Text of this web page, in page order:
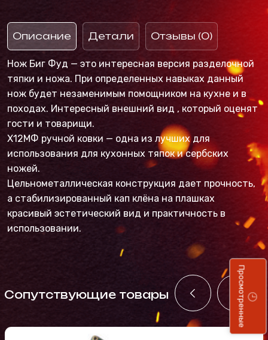
Описание Детали Отзывы (0)
Нож Биг Фуд — это интересная версия разделочной
тяпки и ножа. При определенных навыках данный
нож будет незаменимым помощником на кухне и в
походах. Интересный внешний вид , который оценят
гости и товарищи.
Х12МФ ручной ковки — одна из лучших для
использования для кухонных тяпок и сербских
ножей.
Цельнометаллическая конструкция дает прочность,
а стабилизированный кап клёна на плашках
красивый эстетический вид и практичность в
использовании.
Cопутствующие товары Просмотренные